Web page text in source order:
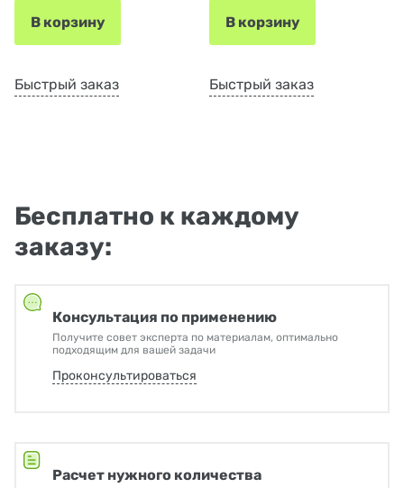
В корзину
Быстрый заказ
В корзину
Быстрый заказ
Бесплатно к каждому
заказу:
Консультация по применению
Получите совет эксперта по материалам, оптимально
подходящим для вашей задачи
Проконсультироваться
Расчет нужного количества